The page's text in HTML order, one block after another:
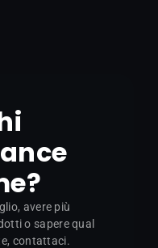
avere più
o sapere qual
contattaci.